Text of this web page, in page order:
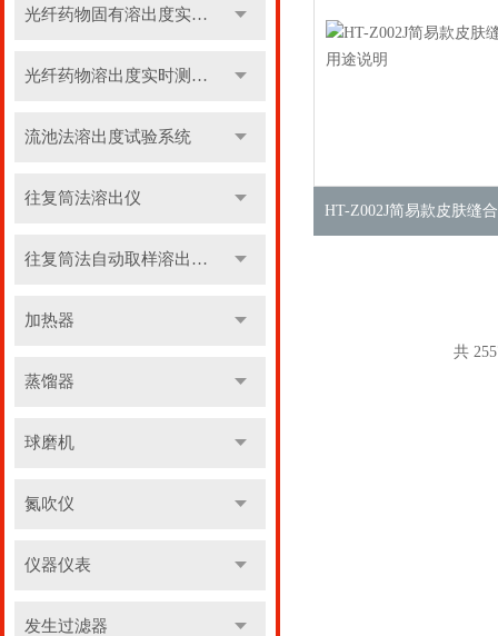
光纤药物固有溶出度实时测定仪
光纤药物溶出度实时测定仪
流池法溶出度试验系统
往复筒法溶出仪
往复筒法自动取样溶出系统
加热器
蒸馏器
球磨机
氮吹仪
仪器仪表
发生过滤器
共